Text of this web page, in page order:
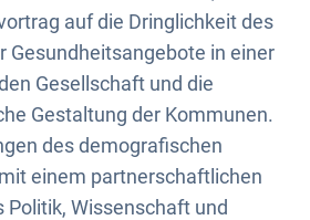
auf die Dringlichkeit des
Gesundheitsangebote in einer
Gesellschaft und die
Gestaltung der Kommunen.
des demografischen
einem partnerschaftlichen
Wissenschaft und